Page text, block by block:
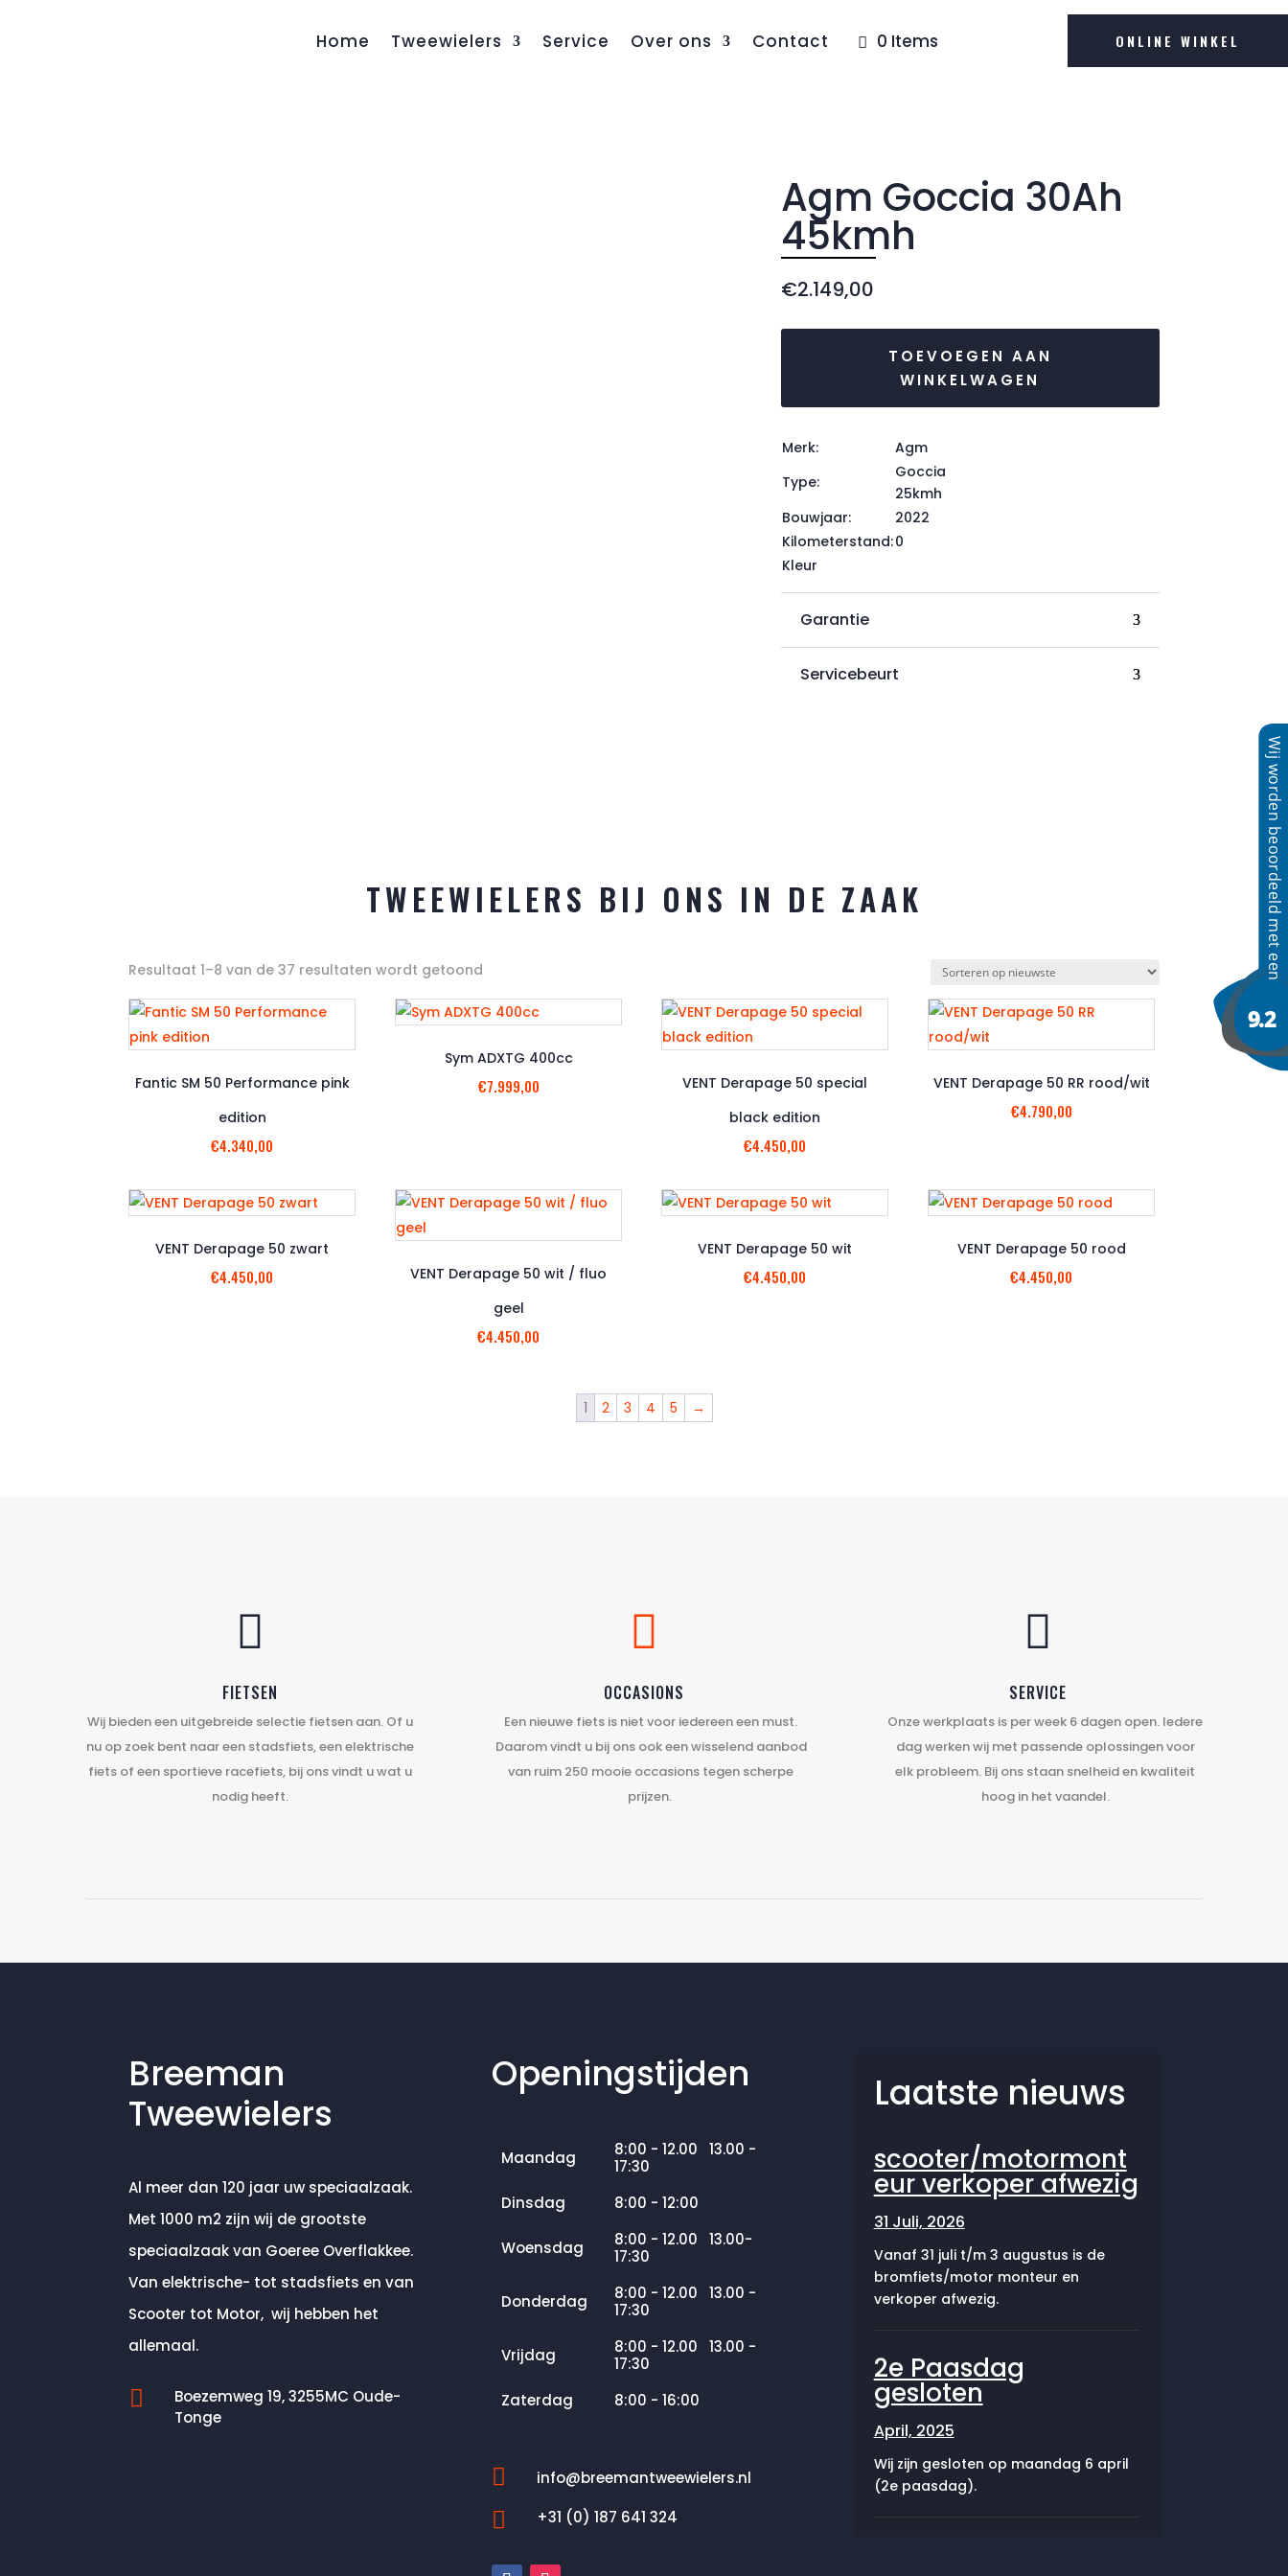
Home Tweewielers Service Over ons Contact 0 Items ONLINE WINKEL
Agm Goccia 30Ah
45kmh
€2.149,00
TOEVOEGEN AAN
WINKELWAGEN
Merk:
Agm
Type:
Goccia
25kmh
Bouwjaar:
2022
Kilometerstand:0
Kleur
Garantie
Servicebeurt
TWEEWIELERS BIJ ONS IN DE ZAAK
Resultaat 1–8 van de 37 resultaten wordt getoond
nieuwste
Fantic SM 50 Performance pink
edition
€4.340,00
Sym ADXTG 400cc
€7.999,00
VENT Derapage 50 special
black edition
€4.450,00
VENT Derapage 50 RR rood/wit
€4.790,00
VENT Derapage 50 zwart
€4.450,00
VENT Derapage 50 wit / fluo
geel
€4.450,00
VENT Derapage 50 wit
€4.450,00
VENT Derapage 50 rood
€4.450,00
1 2 3 4 5 →

FIETSEN
Wij bieden een uitgebreide selectie fietsen aan. Of u
nu op zoek bent naar een stadsfiets, een elektrische
fiets of een sportieve racefiets, bij ons vindt u wat u
nodig heeft.

OCCASIONS
Een nieuwe fiets is niet voor iedereen een must.
Daarom vindt u bij ons ook een wisselend aanbod
van ruim 250 mooie occasions tegen scherpe
prijzen.

SERVICE
Onze werkplaats is per week 6 dagen open. Iedere
dag werken wij met passende oplossingen voor
elk probleem. Bij ons staan snelheid en kwaliteit
hoog in het vaandel.
Breeman
Tweewielers
Al meer dan 120 jaar uw speciaalzaak.
Met 1000 m2 zijn wij de grootste
speciaalzaak van Goeree Overflakkee.
Van elektrische- tot stadsfiets en van
Scooter tot Motor, wij hebben het
allemaal.

Boezemweg 19, 3255MC Oude-
Tonge
Openingstijden
Maandag
8:00 - 12.00 13.00 -
17:30
Dinsdag
8:00 - 12:00
Woensdag
8:00 - 12.00 13.00-
17:30
Donderdag
8:00 - 12.00 13.00 -
17:30
Vrijdag
8:00 - 12.00 13.00 -
17:30
Zaterdag
8:00 - 16:00
 info@breemantweewielers.nl
 +31 (0) 187 641 324
Laatste nieuws
scooter/motormont
eur verkoper afwezig
31 Juli, 2026
Vanaf 31 juli t/m 3 augustus is de
bromfiets/motor monteur en
verkoper afwezig.
2e Paasdag
gesloten
April, 2025
Wij zijn gesloten op maandag 6 april
(2e paasdag).